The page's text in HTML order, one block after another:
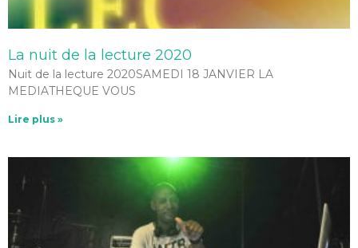
La nuit de la lecture 2020
Nuit de la lecture 2020SAMEDI 18 JANVIER LA
MEDIATHEQUE VOUS
Lire plus »